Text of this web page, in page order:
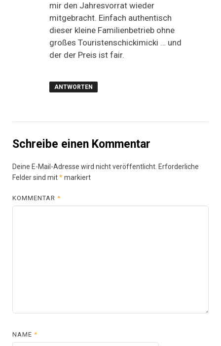
mir den Jahresvorrat wieder
mitgebracht. Einfach authentisch
dieser kleine Familienbetrieb ohne
großes Touristenschickimicki … und
der der Preis ist fair.
ANTWORTEN
Schreibe einen Kommentar
Deine E-Mail-Adresse wird nicht veröffentlicht. Erforderliche
Felder sind mit*markiert
KOMMENTAR*
NAME*